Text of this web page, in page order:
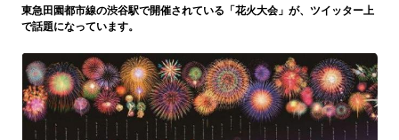
東急田園都市線の渋谷駅で開催されている「花火大会」が、ツイッター上
で話題になっています。